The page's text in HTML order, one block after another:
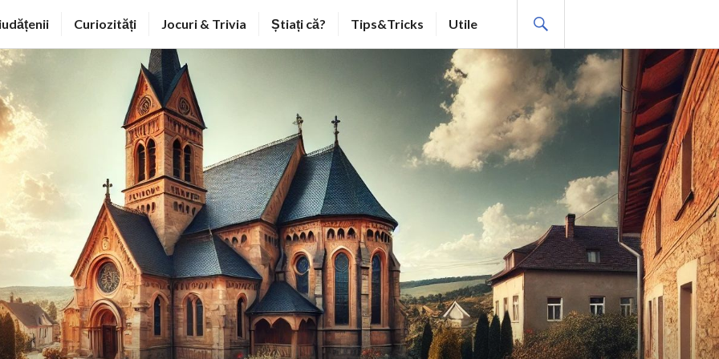
Curiozități Jocuri & Trivia Știați că? Tips&Tricks Utile